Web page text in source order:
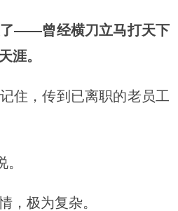
了——曾经横刀立马打天下
涯。
住，传到已离职的老员工
，极为复杂。